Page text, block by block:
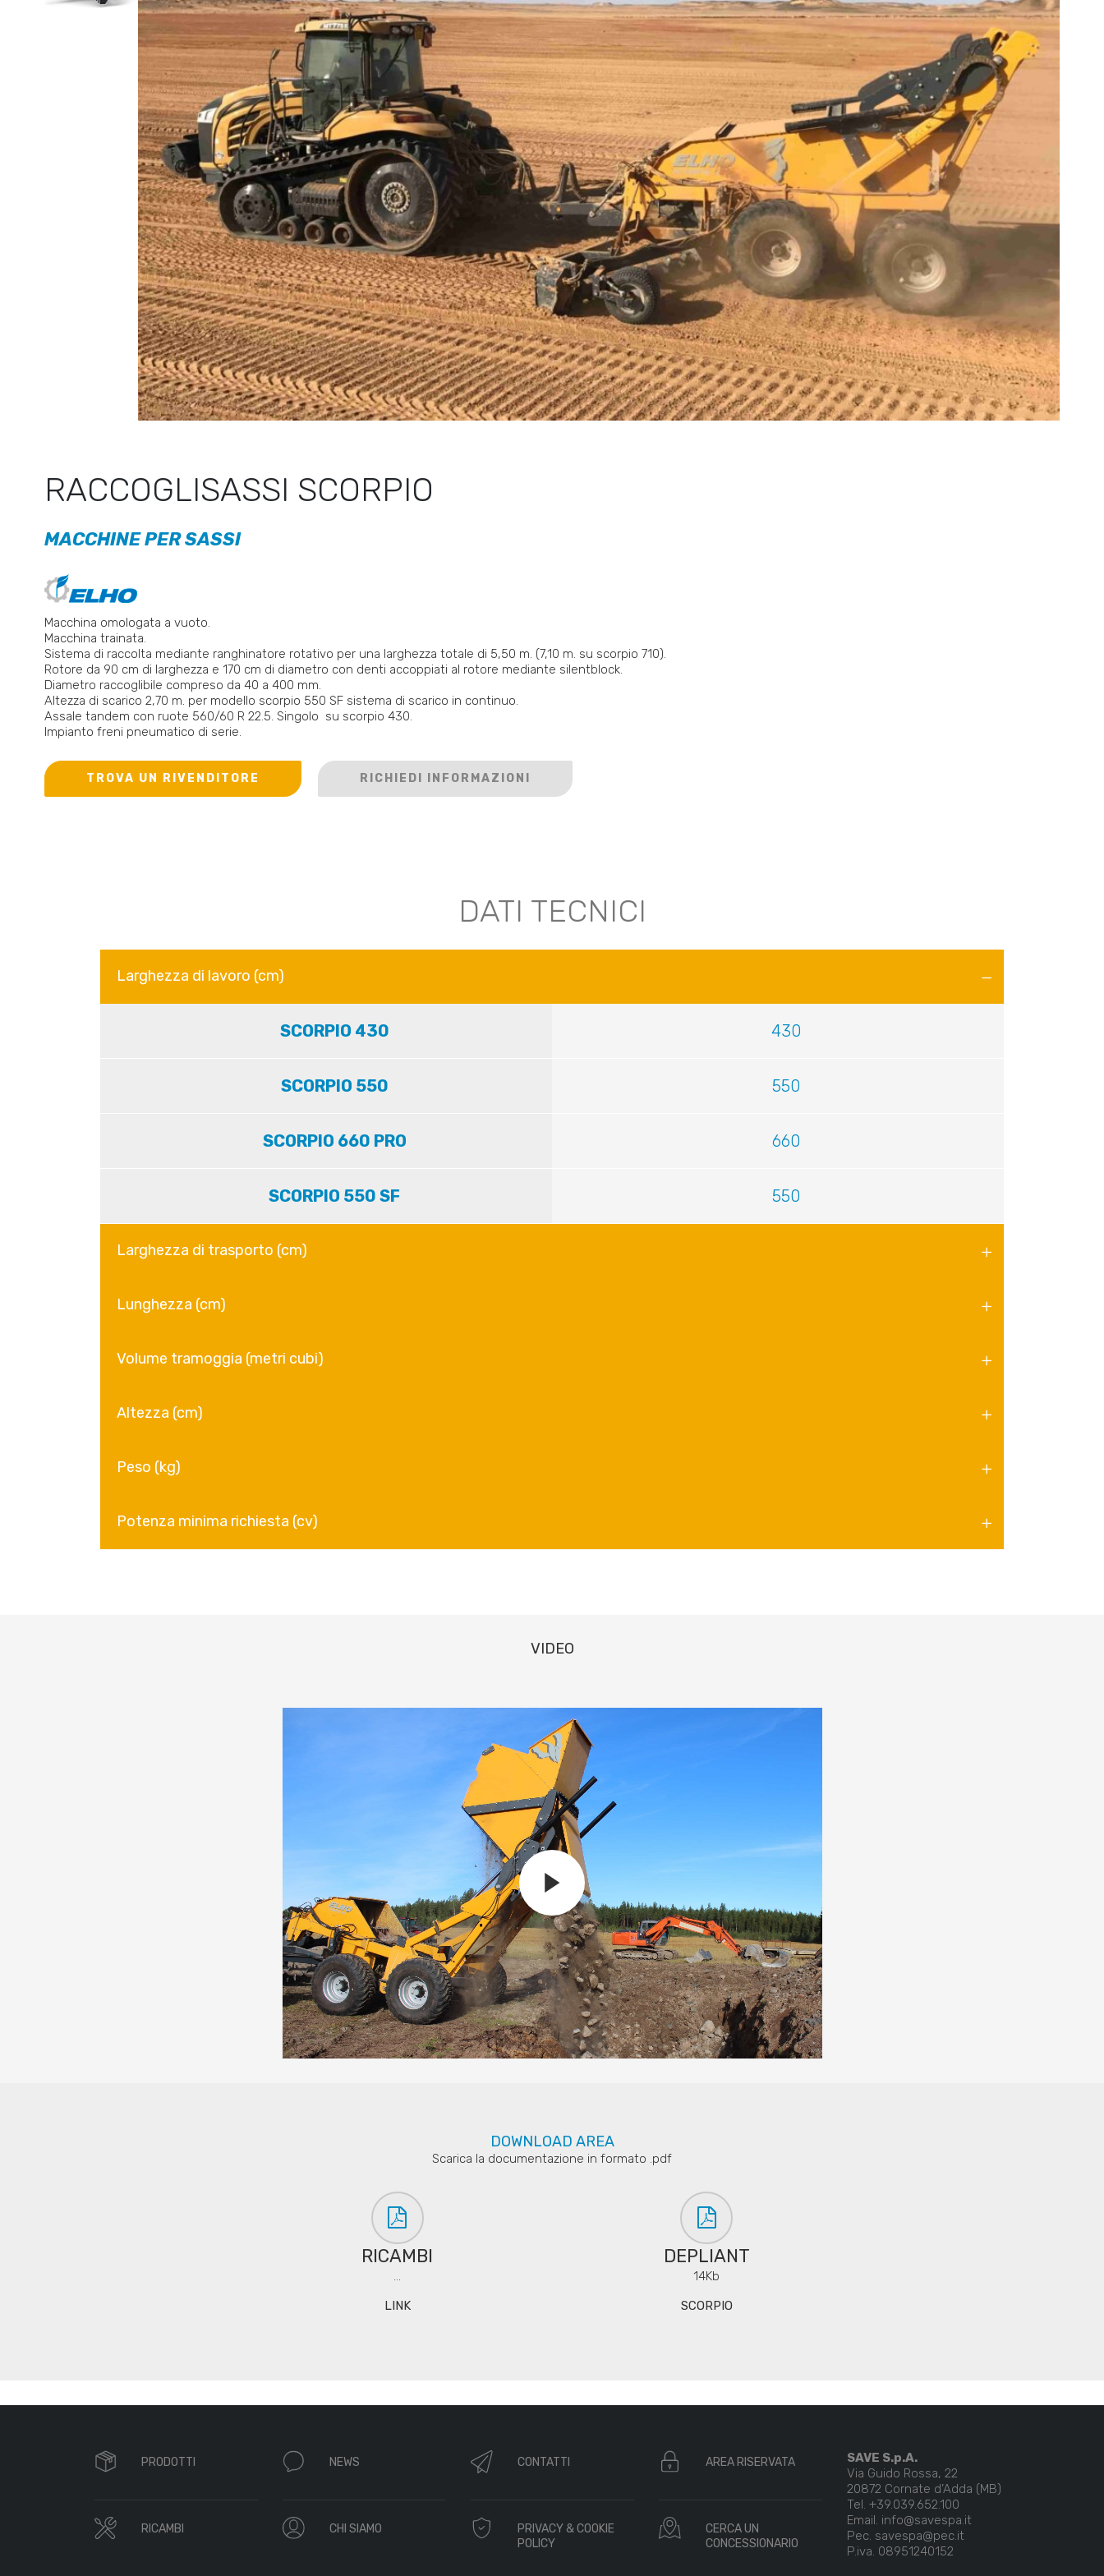
RACCOGLISASSI SCORPIO
MACCHINE PER SASSI
Macchina omologata a vuoto.
Macchina trainata.
Sistema di raccolta mediante ranghinatore rotativo per una larghezza totale di 5,50 m. (7,10 m. su scorpio 710).
Rotore da 90 cm di larghezza e 170 cm di diametro con denti accoppiati al rotore mediante silentblock.
Diametro raccoglibile compreso da 40 a 400 mm.
Altezza di scarico 2,70 m. per modello scorpio 550 SF sistema di scarico in continuo.
Assale tandem con ruote 560/60 R 22.5. Singolo su scorpio 430.
Impianto freni pneumatico di serie.
TROVA UN RIVENDITORE RICHIEDI INFORMAZIONI
DATI TECNICI
Larghezza di lavoro (cm)
SCORPIO 430 430
SCORPIO 550 550
SCORPIO 660 PRO 660
SCORPIO 550 SF 550
Larghezza di trasporto (cm)
Lunghezza (cm)
Volume tramoggia (metri cubi)
Altezza (cm)
Peso (kg)
Potenza minima richiesta (cv)
VIDEO
DOWNLOAD AREA
Scarica la documentazione in formato .pdf
RICAMBI
...
LINK
DEPLIANT
14Kb
SCORPIO
PRODOTTI
RICAMBI
NEWS
CHI SIAMO
CONTATTI
PRIVACY & COOKIE
POLICY
AREA RISERVATA
CERCA UN
CONCESSIONARIO
SAVE S.p.A.
Via Guido Rossa, 22
20872 Cornate d’Adda (MB)
Tel. +39.039.652.100
Email. info@savespa.it
Pec. savespa@pec.it
P.iva. 08951240152